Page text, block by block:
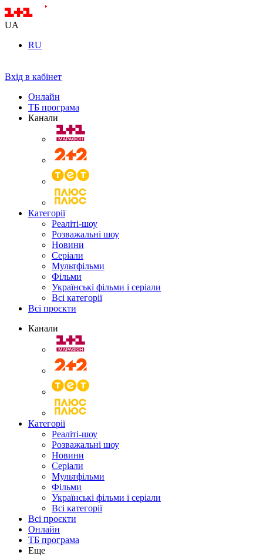
UA
RU
Вхід в кабінет
Онлайн
ТБ програма
Канали
Категорії
Реаліті-шоу
Розважальні шоу
Новини
Серіали
Мультфільми
Фільми
Українські фільми і серіали
Всі категорії
Всі проєкти
Канали
Категорії
Реаліті-шоу
Розважальні шоу
Новини
Серіали
Мультфільми
Фільми
Українські фільми і серіали
Всі категорії
Всі проєкти
Онлайн
ТБ програма
Еще